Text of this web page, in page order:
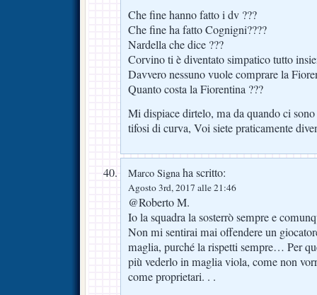
Che fine hanno fatto i dv ???
Che fine ha fatto Cognigni????
Nardella che dice ???
Corvino ti è diventato simpatico tutto
Davvero nessuno vuole comprare la
Quanto costa la Fiorentina ???
Mi dispiace dirtelo, ma da quando ci
tifosi di curva, Voi siete praticamente
Marco Signaha scritto:
Agosto 3rd, 2017 alle 21:46
@Roberto M.
Io la squadra la sosterrò sempre e
Non mi sentirai mai offendere un
maglia, purché la rispetti sempre… Per
più vederlo in maglia viola, come non
come proprietari. . .